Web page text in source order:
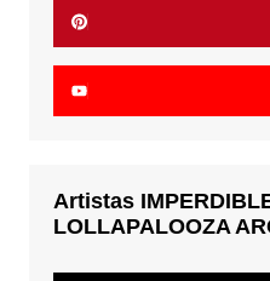
Artistas
LOLLAPALOOZA